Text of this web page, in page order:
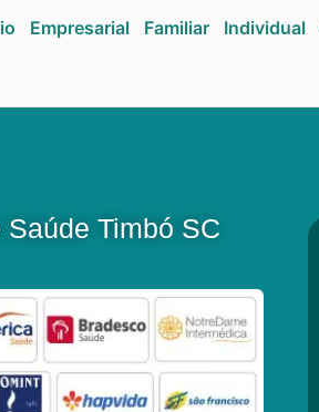
Empresarial Familiar Individual
Timbó SC